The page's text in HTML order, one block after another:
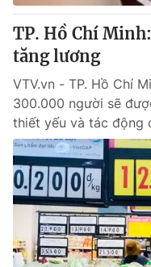
TP. Hồ Chí
tăng lương
VTV.vn - TP. Hồ Chí
300.000 người sẽ
thiết yếu và tác động